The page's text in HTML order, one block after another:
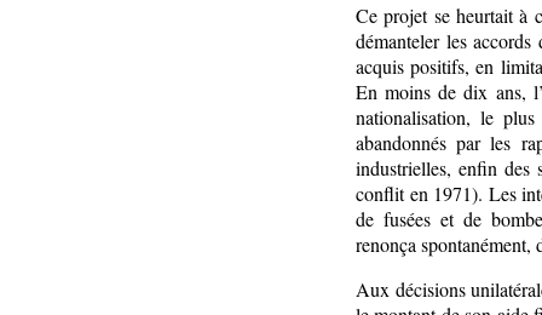
Ce projet se heurtait à
démanteler les
acquis positifs, en
En moins de dix ans,
nationalisation, le
abandonnés par les
industrielles, enfin des
conflit en 1971). Les
de fusées et de
renonça spontanément,
Aux décisions